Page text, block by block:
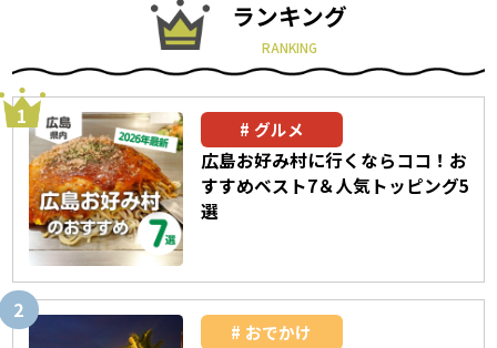
ランキング
RANKING
グルメ
広島お好み村に行くならココ！お
すすめベスト7＆人気トッピング5
選
おでかけ